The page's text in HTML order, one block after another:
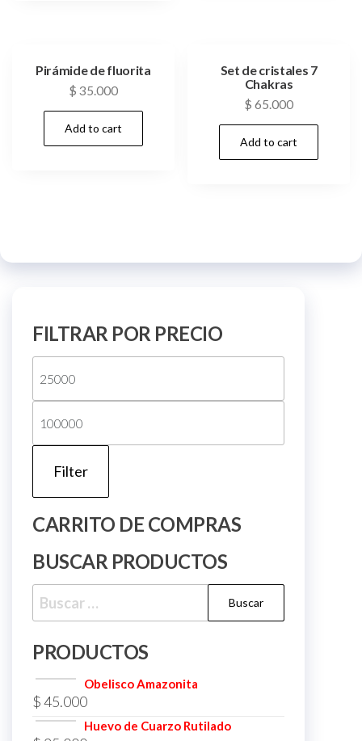
Pirámide de fluorita
$ 35.000
Add to cart
Set de cristales 7
Chakras
$ 65.000
Add to cart
FILTRAR POR PRECIO
price
price
Filter
CARRITO DE COMPRAS
BUSCAR PRODUCTOS
Buscar:
PRODUCTOS
Obelisco Amazonita
$45.000
Huevo de Cuarzo Rutilado